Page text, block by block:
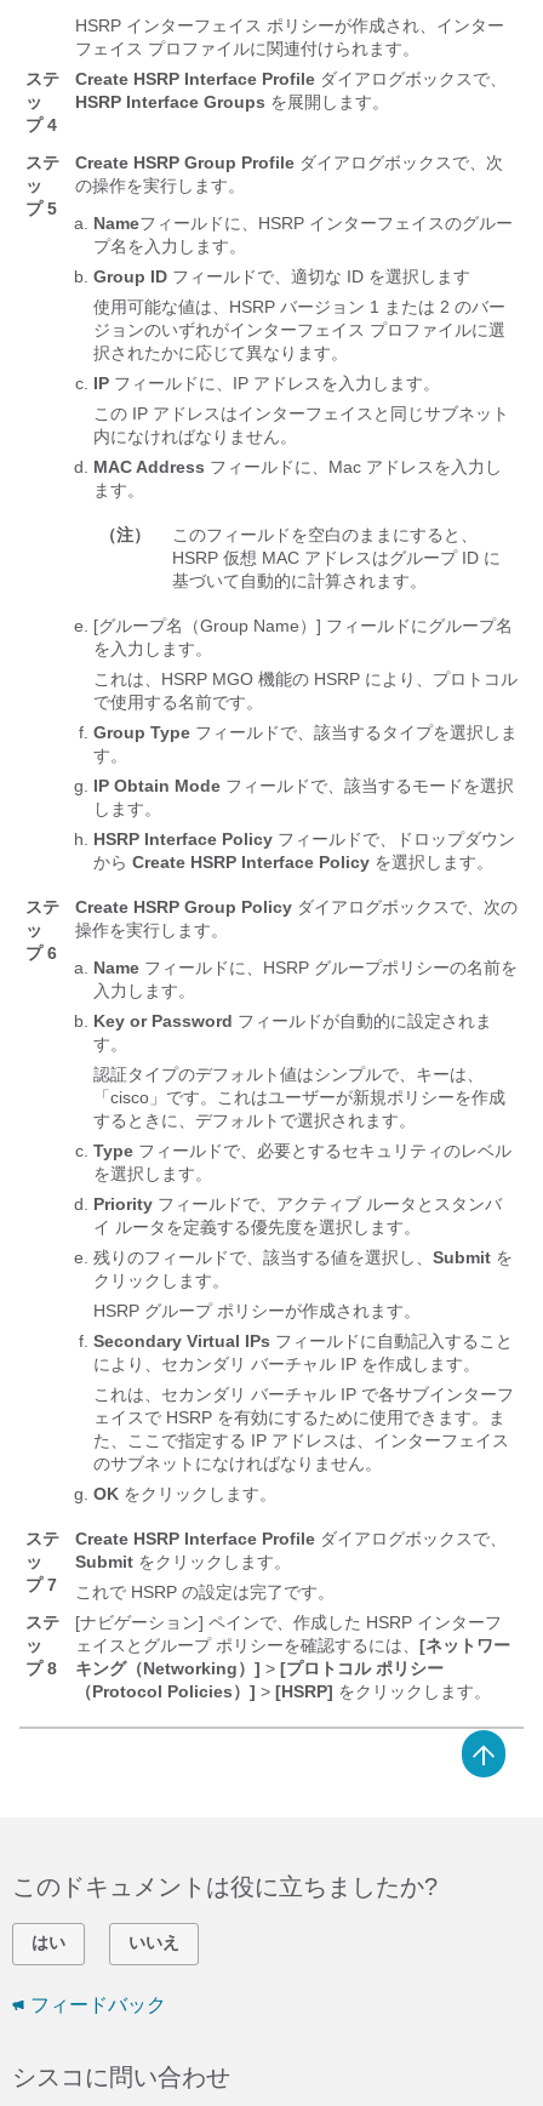
HSRP インターフェイス ポリシーが作成され、インター
フェイス プロファイルに関連付けられます。
ステ
ッ
プ 4
Create HSRP Interface Profile ダイアログボックスで、
HSRP Interface Groups を展開します。
ステ
ッ
プ 5
Create HSRP Group Profile ダイアログボックスで、次
の操作を実行します。
Nameフィールドに、HSRP インターフェイスのグルー
プ名を入力します。
Group ID フィールドで、適切な ID を選択します
使用可能な値は、HSRP バージョン 1 または 2 のバー
ジョンのいずれがインターフェイス プロファイルに選
択されたかに応じて異なります。
IP フィールドに、IP アドレスを入力します。
この IP アドレスはインターフェイスと同じサブネット
内になければなりません。
MAC Address フィールドに、Mac アドレスを入力し
ます。
（注）
このフィールドを空白のままにすると、
HSRP 仮想 MAC アドレスはグループ ID に
基づいて自動的に計算されます。
[グループ名（Group Name）] フィールドにグループ名
を入力します。
これは、HSRP MGO 機能の HSRP により、プロトコル
で使用する名前です。
Group Type フィールドで、該当するタイプを選択しま
す。
IP Obtain Mode フィールドで、該当するモードを選択
します。
HSRP Interface Policy フィールドで、ドロップダウン
から Create HSRP Interface Policy を選択します。
ステ
ッ
プ 6
Create HSRP Group Policy ダイアログボックスで、次の
操作を実行します。
Name フィールドに、HSRP グループポリシーの名前を
入力します。
Key or Password フィールドが自動的に設定されま
す。
認証タイプのデフォルト値はシンプルで、キーは、
「cisco」です。これはユーザーが新規ポリシーを作成
するときに、デフォルトで選択されます。
Type フィールドで、必要とするセキュリティのレベル
を選択します。
Priority フィールドで、アクティブ ルータとスタンバ
イ ルータを定義する優先度を選択します。
残りのフィールドで、該当する値を選択し、 Submit を
クリックします。
HSRP グループ ポリシーが作成されます。
Secondary Virtual IPs フィールドに自動記入すること
により、セカンダリ バーチャル IP を作成します。
これは、セカンダリ バーチャル IP で各サブインターフ
ェイスで HSRP を有効にするために使用できます。ま
た、ここで指定する IP アドレスは、インターフェイス
のサブネットになければなりません。
OK をクリックします。
ステ
ッ
プ 7
Create HSRP Interface Profile ダイアログボックスで、
Submit をクリックします。
これで HSRP の設定は完了です。
ステ
ッ
プ 8
[ナビゲーション] ペインで、作成した HSRP インターフ
ェイスとグループ ポリシーを確認するには、 [ネットワー
キング（Networking）] > [プロトコル ポリシー
（Protocol Policies）] > [HSRP] をクリックします。
このドキュメントは役に立ちましたか?
はい いいえ
フィードバック
シスコに問い合わせ